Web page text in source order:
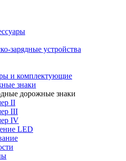
зарядные устройства
и комплектующие
знаки
дорожные знаки
II
III
IV
LED